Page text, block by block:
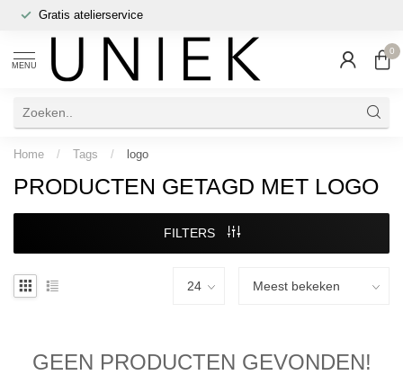
Gratis atelierservice
MENU
0
Home / Tags / logo
PRODUCTEN GETAGD MET LOGO
FILTERS
GEEN PRODUCTEN GEVONDEN!